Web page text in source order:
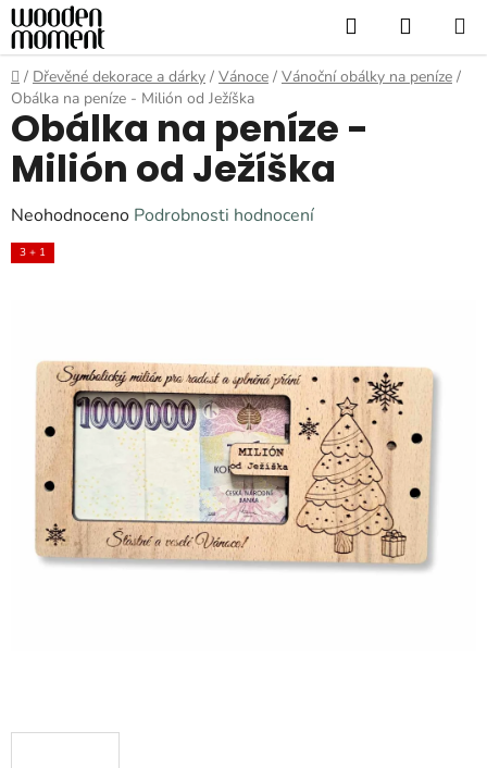
Přejít
na
obsah
Hledat
KOŠÍK
Domů
/ Dřevěné dekorace a dárky / Vánoce / Vánoční obálky na peníze /
Obálka na peníze - Milión od Ježíška
Obálka na peníze -
Milión od Ježíška
Průměrné
hodnocení
hvězdiček.
Neohodnoceno Podrobnosti hodnocení
3 + 1